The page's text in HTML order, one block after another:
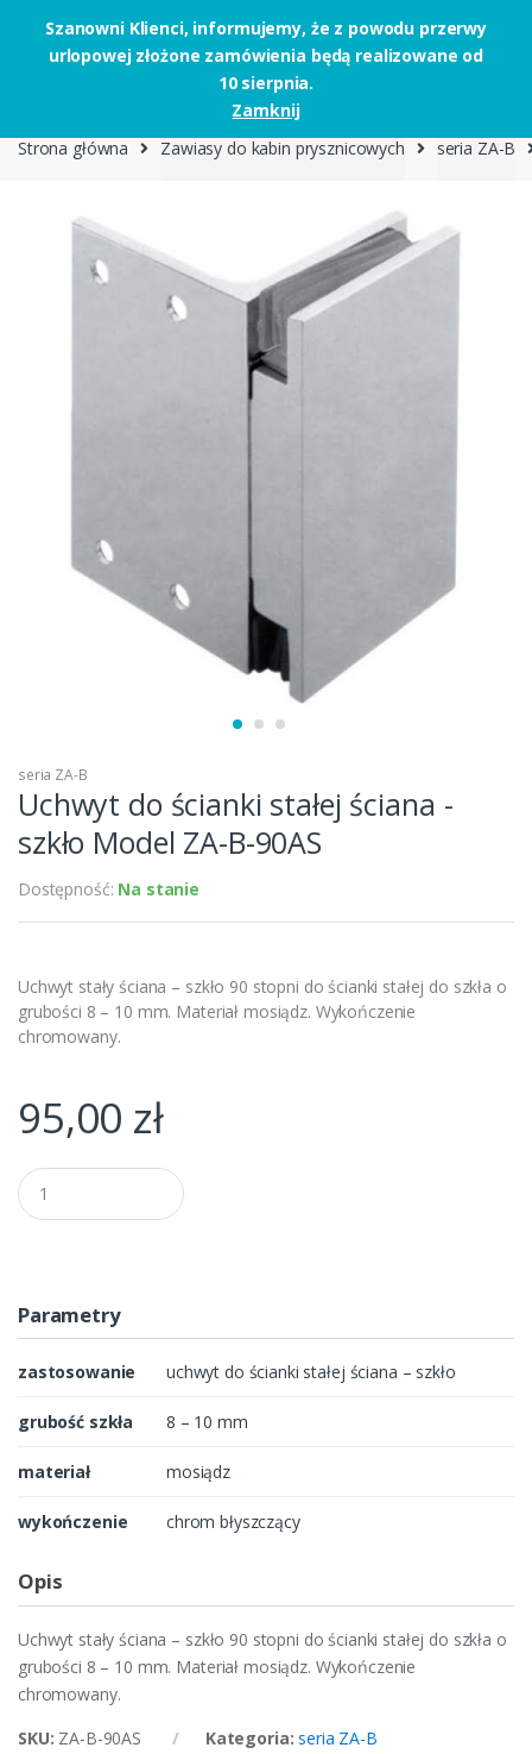
Skip to navigation
Skip to content
Strona główna Zawiasy do kabin prysznicowych seria ZA-B
seria ZA-B
Uchwyt do ścianki stałej ściana -
szkło Model ZA-B-90AS
Dostępność: Na stanie
Uchwyt stały ściana – szkło 90 stopni do ścianki stałej do szkła o
grubości 8 – 10 mm. Materiał mosiądz. Wykończenie
chromowany.
95,00 zł
Q
u
a
t
yParametry
zastosowanie uchwyt do ścianki stałej ściana – szkło
grubość szkła 8 – 10 mm
materiał mosiądz
wykończenie chrom błyszczący
Opis
Uchwyt stały ściana – szkło 90 stopni do ścianki stałej do szkła o
grubości 8 – 10 mm. Materiał mosiądz. Wykończenie
chromowany.
SKU: ZA-B-90AS Kategoria:seria ZA-B
Szanowni Klienci, informujemy, że z powodu przerwy
urlopowej złożone zamówienia będą realizowane od
10 sierpnia.
Zamknij